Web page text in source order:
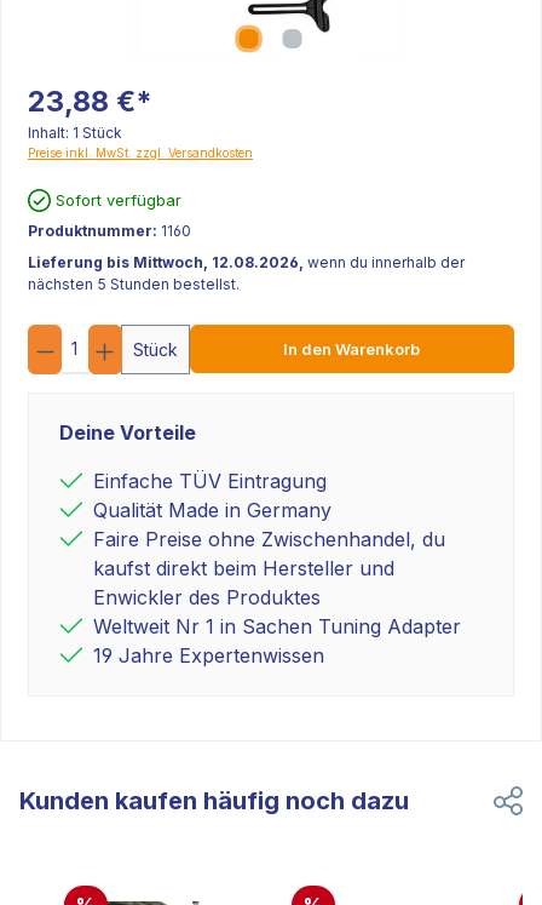
23,88 €*
Inhalt: 1 Stück
Preise inkl. MwSt. zzgl. Versandkosten
Sofort verfügbar
Produktnummer: 1160
Lieferung bis Mittwoch, 12.08.2026, wenn du innerhalb der
nächsten 5 Stunden bestellst.
Anzahl
Stück In den Warenkorb
Deine Vorteile
Einfache TÜV Eintragung
Qualität Made in Germany
Faire Preise ohne Zwischenhandel, du
kaufst direkt beim Hersteller und
Enwickler des Produktes
Weltweit Nr 1 in Sachen Tuning Adapter
19 Jahre Expertenwissen
Kunden kaufen häufig noch dazu